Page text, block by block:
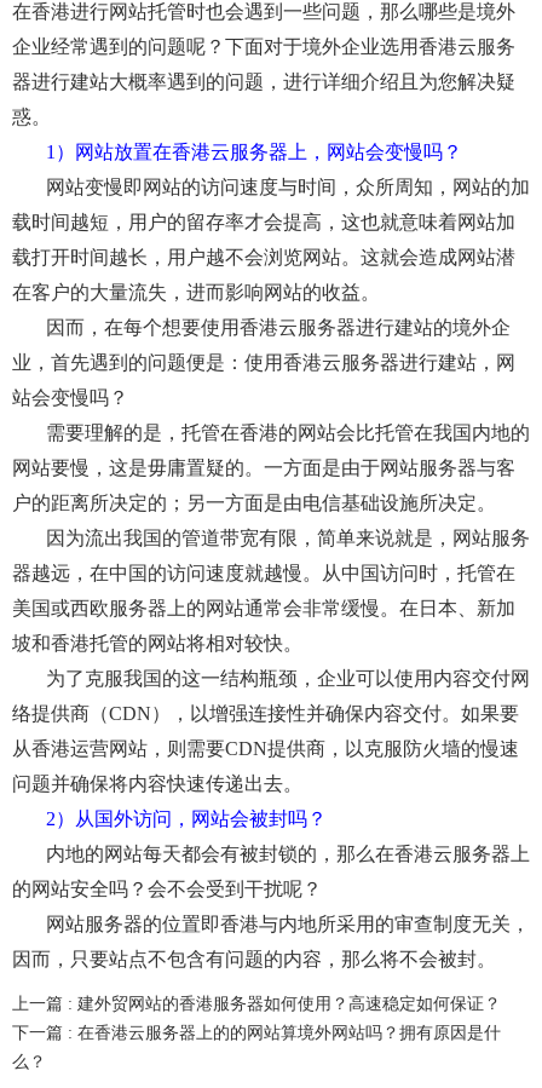
在香港进行网站托管时也会遇到一些问题，那么哪些是境外
企业经常遇到的问题呢？下面对于境外企业选用香港云服务
器进行建站大概率遇到的问题，进行详细介绍且为您解决疑
惑。
1）网站放置在香港云服务器上，网站会变慢吗？
网站变慢即网站的访问速度与时间，众所周知，网站的加
载时间越短，用户的留存率才会提高，这也就意味着网站加
载打开时间越长，用户越不会浏览网站。这就会造成网站潜
在客户的大量流失，进而影响网站的收益。
因而，在每个想要使用香港云服务器进行建站的境外企
业，首先遇到的问题便是：使用香港云服务器进行建站，网
站会变慢吗？
需要理解的是，托管在香港的网站会比托管在我国内地的
网站要慢，这是毋庸置疑的。一方面是由于网站服务器与客
户的距离所决定的；另一方面是由电信基础设施所决定。
因为流出我国 的管道带宽有限 ，简单来说就是，网站服务
器越远，在中国的访问速度就越慢。从中国访问时，托管在
美国或西欧服务器上的网站通常会非常缓慢。在日本
新加
坡和香港托管的网站将相对较快。
为了克服我国的这一结构瓶颈， 企业可以使用 内容交付网
络提供商（CDN），以增强连接性并确保内容交付。如果要
从香港运营网站，则需要CDN提供商，以克服防火墙的慢速
问题并确保将内容快速传递出去。
2）从国外访问，网站会被封吗？
内地的网站每天都会有被封锁的 ， 那么在香港云服务器上
的网站安全吗？会不会受到干扰呢？
网站服务器的位置即香港与内地所采用的审查制度无关 ，
因而 ， 只要站点不包含有问题的内容， 那么将不会被封。
上一篇 : 建外贸网站的香港服务器如何使用？高速稳定如何保证？
下一篇 : 在香港云服务器上的的网站算境外网站吗？拥有原因是什
么？